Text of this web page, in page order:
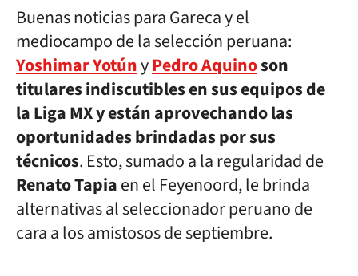
Buenas noticias para Gareca y el
mediocampo de la selección peruana:
Yoshimar YotúnyPedro Aquinoson
titulares indiscutibles en sus equipos de
la Liga MX y están aprovechando las
oportunidades brindadas por sus
técnicos. Esto, sumado a la regularidad de
Renato Tapiaen el Feyenoord, le brinda
alternativas al seleccionador peruano de
cara a los amistosos de septiembre.